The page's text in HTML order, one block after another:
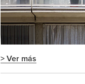
> Ver más